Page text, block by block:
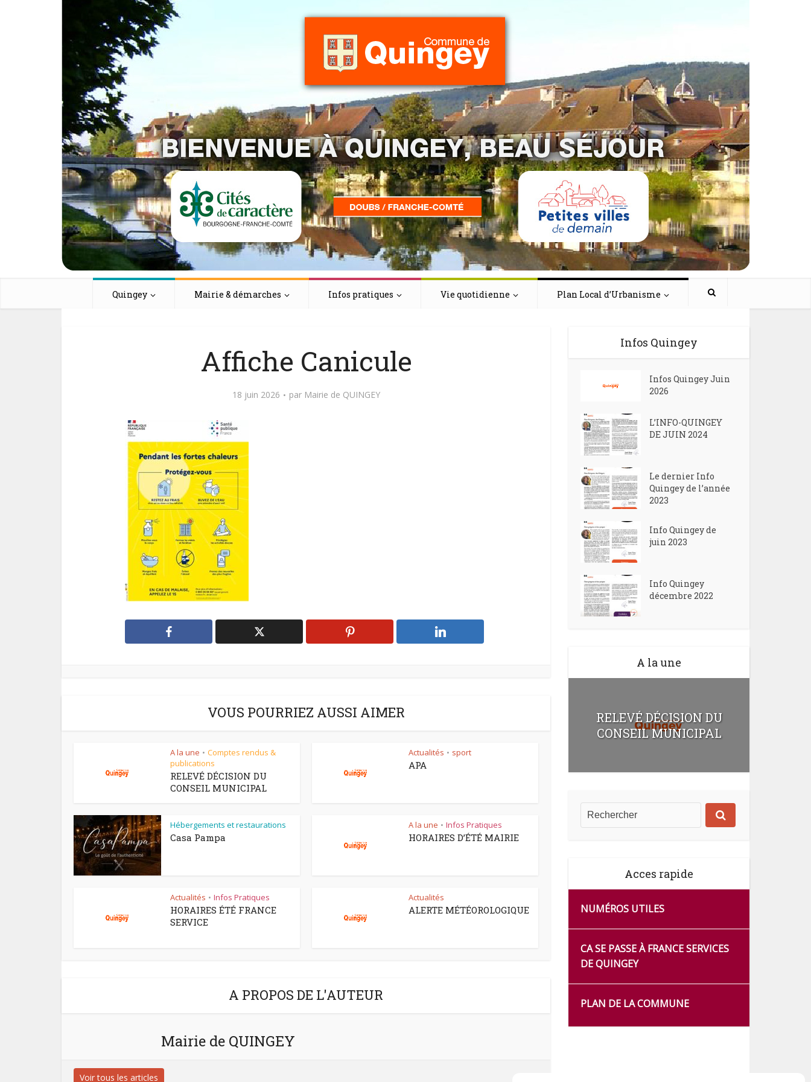
Quingey Mairie & démarches Infos pratiques Vie quotidienne Plan Local d’Urbanisme
Affiche Canicule
18 juin 2026 par Mairie de QUINGEY
VOUS POURRIEZ AUSSI AIMER
A la une • Comptes rendus &
publications
RELEVÉ DÉCISION DU
CONSEIL MUNICIPAL
Actualités • sport
APA
Hébergements et restaurations
Casa Pampa
A la une • Infos Pratiques
HORAIRES D’ÉTÉ MAIRIE
Actualités • Infos Pratiques
HORAIRES ÉTÉ FRANCE
SERVICE
Actualités
ALERTE MÉTÉOROLOGIQUE
A PROPOS DE L'AUTEUR
Mairie de QUINGEY
Voir tous les articles
Infos Quingey
Infos Quingey Juin
2026
L’INFO-QUINGEY
DE JUIN 2024
Le dernier Info
Quingey de l’année
2023
Info Quingey de
juin 2023
Info Quingey
décembre 2022
A la une
RELEVÉ DÉCISION DU
CONSEIL MUNICIPAL
Acces rapide
NUMÉROS UTILES
CA SE PASSE À FRANCE SERVICES
DE QUINGEY
PLAN DE LA COMMUNE